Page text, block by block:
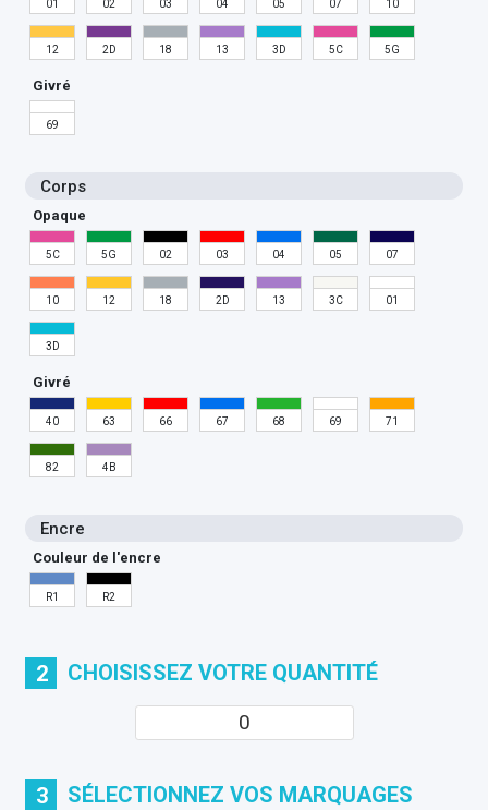
01 02 03 04 05 07 10
12 2D 18 13 3D 5C 5G
Givré
69
Corps
Opaque
5C 5G 02 03 04 05 07
10 12 18 2D 13 3C 01
3D
Givré
40 63 66 67 68 69 71
82 4B
Encre
Couleur de l'encre
R1 R2
2 CHOISISSEZ VOTRE QUANTITÉ
3
SÉLECTIONNEZ VOS MARQUAGES